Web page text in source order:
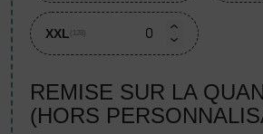
XXL (128)
REMISE SUR LA
(HORS